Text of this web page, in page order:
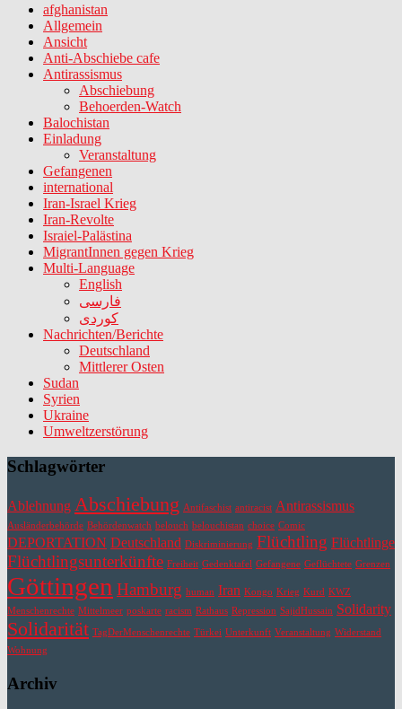
afghanistan
Allgemein
Ansicht
Anti-Abschiebe cafe
Antirassismus
Abschiebung
Behoerden-Watch
Balochistan
Einladung
Veranstaltung
Gefangenen
international
Iran-Israel Krieg
Iran-Revolte
Israiel-Palästina
MigrantInnen gegen Krieg
Multi-Language
English
فارسی
کوردی
Nachrichten/Berichte
Deutschland
Mittlerer Osten
Sudan
Syrien
Ukraine
Umweltzerstörung
Schlagwörter
Ablehnung Abschiebung Antifaschist antiracist Antirassismus
Ausländerbehörde Behördenwatch belouch belouchistan choice Comic
DEPORTATION Deutschland Diskriminierung Flüchtling Flüchtlinge
Flüchtlingsunterkünfte Freiheit Gedenktafel Gefangene Geflüchtete Grenzen
Göttingen Hamburg human Iran Kongo Krieg Kurd KWZ
Menschenrechte Mittelmeer poskarte racism Rathaus Repression SajidHussain Solidarity
Solidarität TagDerMenschenrechte Türkei Unterkunft Veranstaltung Widerstand
Wohnung
Archiv